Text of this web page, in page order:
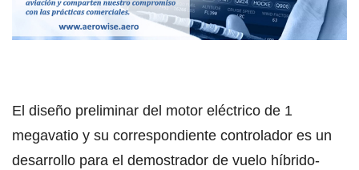
El diseño preliminar del motor eléctrico de 1
megavatio y su correspondiente controlador es un
desarrollo para el demostrador de vuelo híbrido-